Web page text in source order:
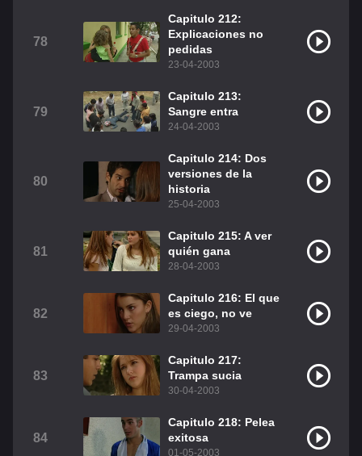
78
Capitulo 212:
Explicaciones no
pedidas
23-04-2003
79
Capitulo 213:
Sangre entra
24-04-2003
80
Capitulo 214: Dos
versiones de la
historia
25-04-2003
81
Capitulo 215: A ver
quién gana
28-04-2003
82
Capitulo 216: El que
es ciego, no ve
29-04-2003
83
Capitulo 217:
Trampa sucia
30-04-2003
84
Capitulo 218: Pelea
exitosa
01-05-2003